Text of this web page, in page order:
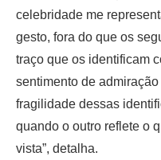
celebridade me
gesto, fora do que os
traço que os identificam
sentimento de
fragilidade dessas
quando o outro reflete o
vista”, detalha.